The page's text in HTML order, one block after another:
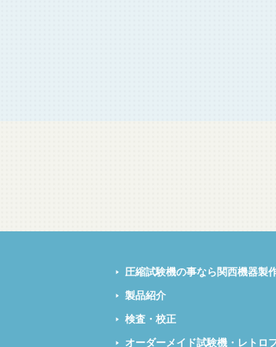
圧縮試験機の事なら関西機器製
製品紹介
検査・校正
オーダーメイド試験機・レトロ